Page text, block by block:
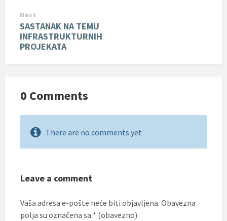
Next
SASTANAK NA TEMU
INFRASTRUKTURNIH
PROJEKATA
0 Comments
There are no comments yet
Leave a comment
Vaša adresa e-pošte neće biti objavljena. Obavezna
polja su označena sa * (obavezno)